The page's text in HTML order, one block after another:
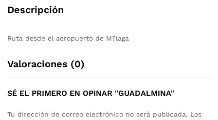
Descripción
Ruta desde el aeropuerto de M?laga
Valoraciones (0)
SÉ EL PRIMERO EN OPINAR "GUADALMINA"
Tu dirección de correo electrónico no será publicada. Los